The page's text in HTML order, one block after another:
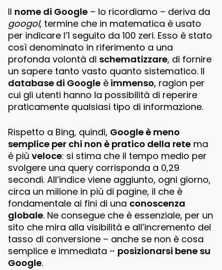
Il nome di Google – lo ricordiamo – deriva da
googol, termine che in matematica è usato
per indicare l’1 seguito da 100 zeri. Esso è stato
così denominato in riferimento a una
profonda volontà di schematizzare, di fornire
un sapere tanto vasto quanto sistematico. Il
database di Google è immenso, ragion per
cui gli utenti hanno la possibilità di reperire
praticamente qualsiasi tipo di informazione.
Rispetto a Bing, quindi, Google è meno
semplice per chi non è pratico della rete ma
è piùveloce: si stima che il tempo medio per
svolgere una query corrisponda a 0,29
secondi. All’indice viene aggiunto, ogni giorno,
circa un milione in più di pagine, il che è
fondamentale ai fini di una conoscenza
globale. Ne consegue che è essenziale, per un
sito che mira alla visibilità e all’incremento del
tasso di conversione – anche se non è cosa
semplice e immediata – posizionarsi bene su
Google.